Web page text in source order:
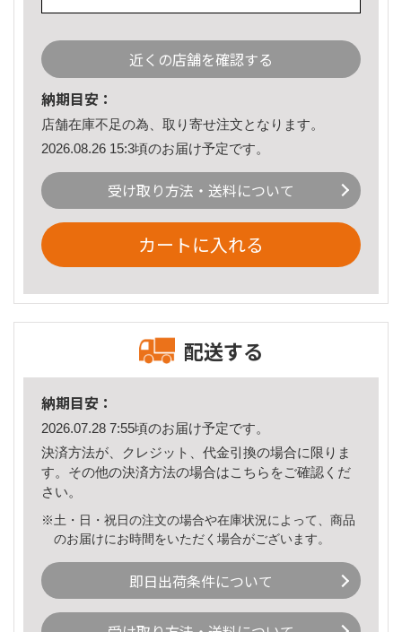
近くの店舗を確認する
納期目安：
店舗在庫不足の為、取り寄せ注文となります。
2026.08.26 15:3頃のお届け予定です。
受け取り方法・送料について
カートに入れる
配送する
納期目安：
2026.07.28 7:55頃のお届け予定です。
決済方法が、クレジット、代金引換の場合に限りま
す。その他の決済方法の場合はこちら をご確認くだ
さい。
※土・日・祝日の注文の場合や在庫状況によって、商品
のお届けにお時間をいただく場合がございます。
即日出荷条件について